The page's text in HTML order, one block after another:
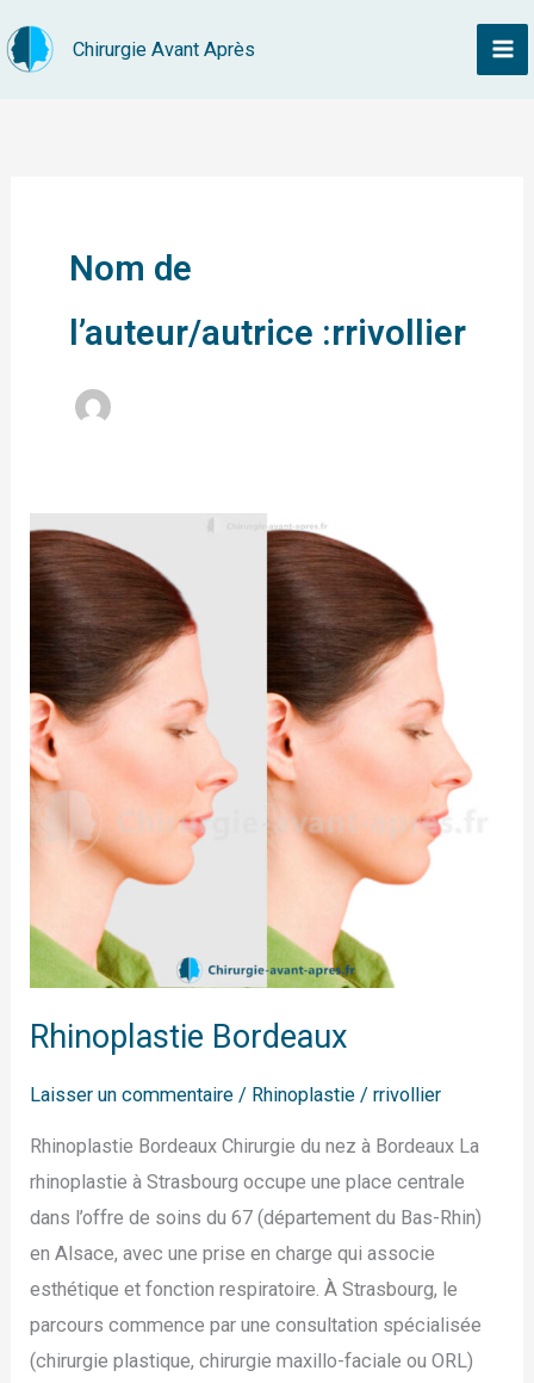
au
Chirurgie Avant Après
Nom de
l’auteur/autrice :rrivollier
Rhinoplastie Bordeaux
Laisser un commentaire / Rhinoplastie /rrivollier
Rhinoplastie Bordeaux Chirurgie du nez à Bordeaux La
rhinoplastie à Strasbourg occupe une place centrale
dans l’offre de soins du 67 (département du Bas-Rhin)
en Alsace, avec une prise en charge qui associe
esthétique et fonction respiratoire. À Strasbourg, le
parcours commence par une consultation spécialisée
(chirurgie plastique, chirurgie maxillo-faciale ou ORL)
Rhinoplastie
Bordeaux